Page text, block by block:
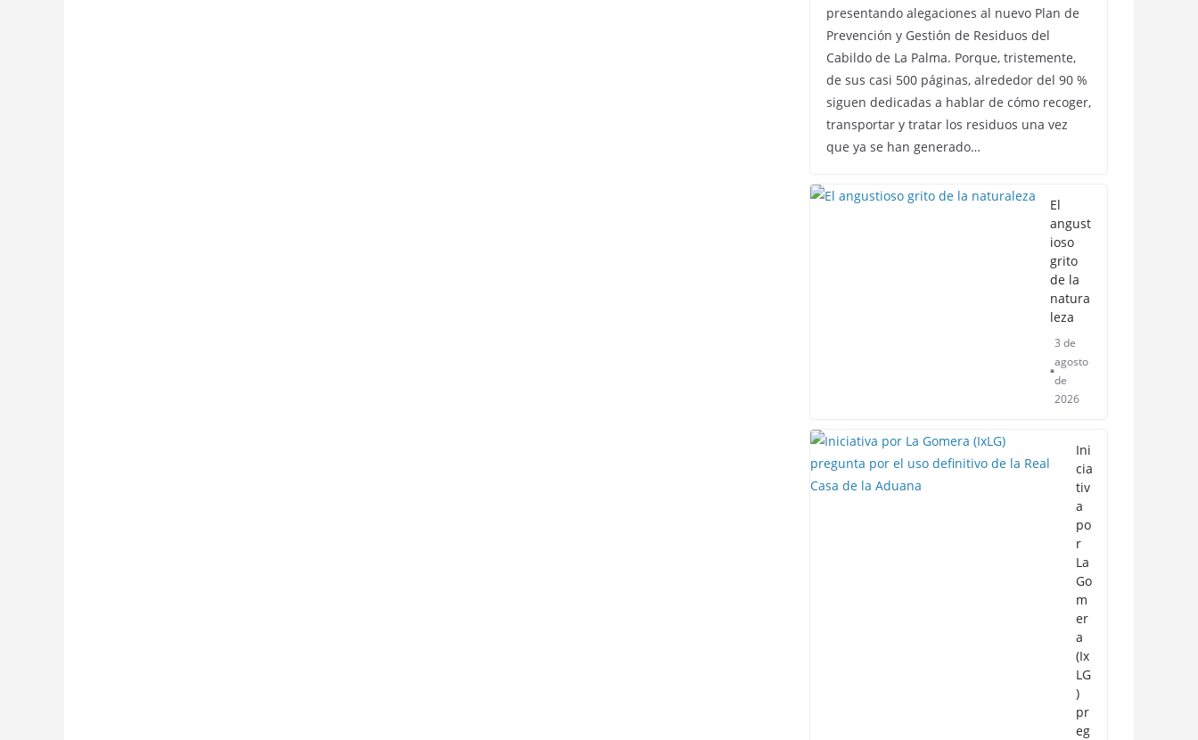
presentando alegaciones al nuevo Plan de
Prevención y Gestión de Residuos del
Cabildo de La Palma. Porque, tristemente,
de sus casi 500 páginas, alrededor del 90 %
siguen dedicadas a hablar de cómo recoger,
transportar y tratar los residuos una vez
que ya se han generado…
El
angust
ioso
grito
de la
natura
leza
3 de
agosto
de
2026
Ini
cia
tiv
a
po
r
La
Go
m
er
a
(Ix
LG
)
pr
eg